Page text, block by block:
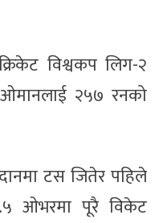
विश्वकप लिग-२
२५७ रनको
टस जितेर पहिले
ओभरमा पूरै विकेट